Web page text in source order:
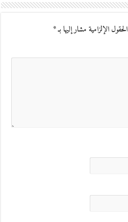
الحقول الإلزامية مشار إليها بـ*